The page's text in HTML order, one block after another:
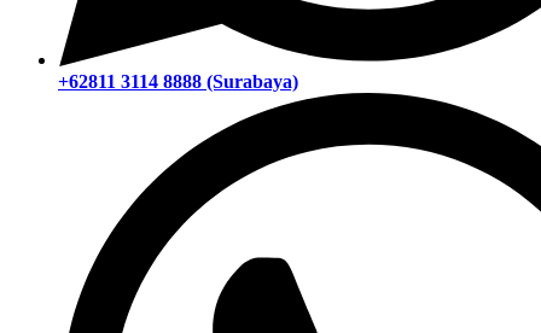
+62811 3114 8888 (Surabaya)